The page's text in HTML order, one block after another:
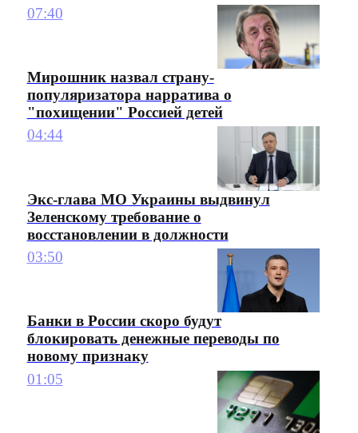
07:40
Мирошник назвал страну-
популяризатора нарратива о
"похищении" Россией детей
04:44
Экс-глава МО Украины выдвинул
Зеленскому требование о
восстановлении в должности
03:50
Банки в России скоро будут
блокировать денежные переводы по
новому признаку
01:05